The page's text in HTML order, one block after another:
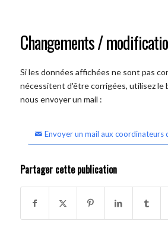
Changements /
Si les données affichées ne sont pas
nécessitent d'être corrigées, utilisez le
nous envoyer un mail :
Envoyer un mail aux coordinateurs
Partager cette publication